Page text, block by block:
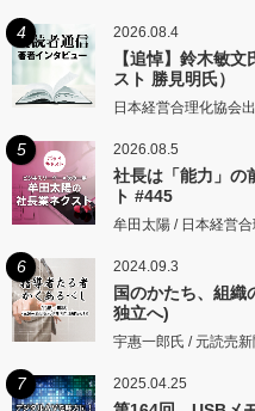
4 2026.08.4
【追悼】鈴木敏
スト 勝見明氏）
日本経営合理化協会
5 2026.08.5
社長は「能力」の
ト #445
牟田太陽 / 日本経営
6 2024.09.3
国のかたち、組
独立へ)
宇惠一郎氏 / 元読売
7 2025.04.25